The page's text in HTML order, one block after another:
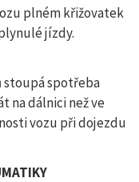
plném křižovatek
jízdy.
spotřeba
na dálnici než ve
vozu při dojezdu